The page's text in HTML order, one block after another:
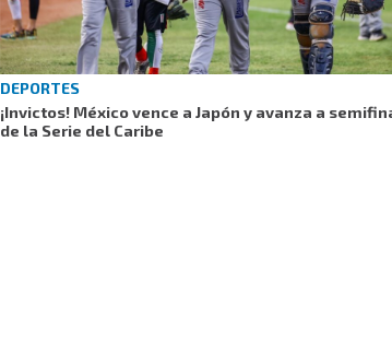
DEPORTES
¡Invictos! México vence a Japón y avanza a
de la Serie del Caribe